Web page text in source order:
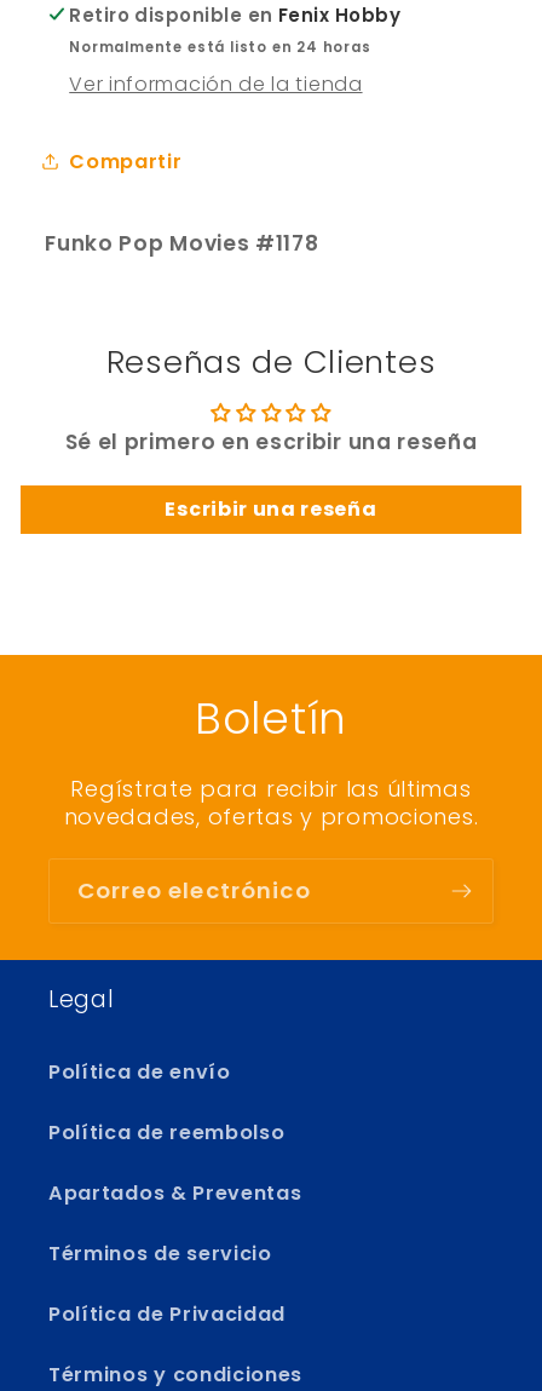
Creed
Creed
Retiro disponible en Fenix Hobby
Normalmente está listo en 24 horas
Ver información de la tienda
Compartir
Funko Pop Movies #1178
Reseñas de Clientes
Sé el primero en escribir una reseña
Escribir una reseña
Boletín
Regístrate para recibir las últimas
novedades, ofertas y promociones.
Correo electrónico
Legal
Política de envío
Política de reembolso
Apartados & Preventas
Términos de servicio
Política de Privacidad
Términos y condiciones